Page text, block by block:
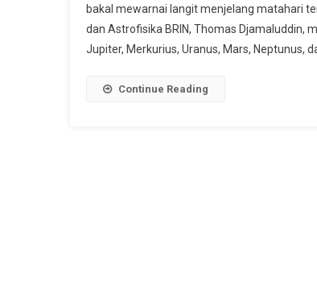
Enam
Planet
Berjajar
bakal mewarnai langit menjelang matahari
dan Astrofisika BRIN, Thomas Djamaluddin,
Jupiter, Merkurius, Uranus, Mars, Neptunus,
Continue Reading